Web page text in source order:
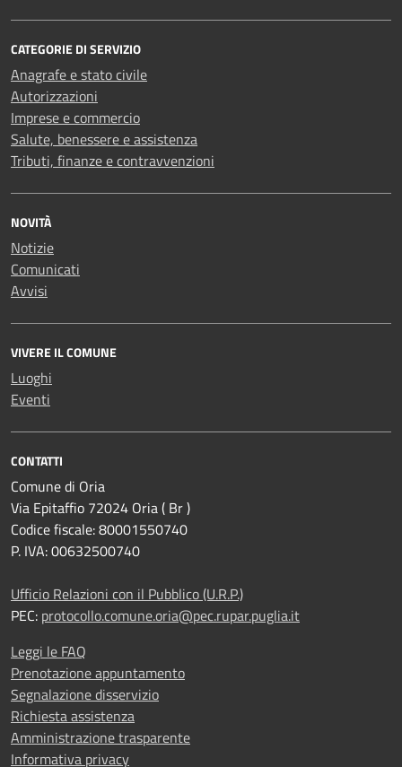
CATEGORIE DI SERVIZIO
Anagrafe e stato civile
Autorizzazioni
Imprese e commercio
Salute, benessere e assistenza
Tributi, finanze e contravvenzioni
NOVITÀ
Notizie
Comunicati
Avvisi
VIVERE IL COMUNE
Luoghi
Eventi
CONTATTI
Comune di Oria
Via Epitaffio 72024 Oria ( Br )
Codice fiscale: 80001550740
P. IVA: 00632500740
Ufficio Relazioni con il Pubblico (U.R.P.)
PEC: protocollo.comune.oria@pec.rupar.puglia.it
Leggi le FAQ
Prenotazione appuntamento
Segnalazione disservizio
Richiesta assistenza
Amministrazione trasparente
Informativa privacy